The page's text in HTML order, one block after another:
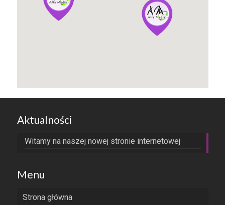
Aktualności
Witamy na naszej nowej stronie internetowej
Menu
Strona główna